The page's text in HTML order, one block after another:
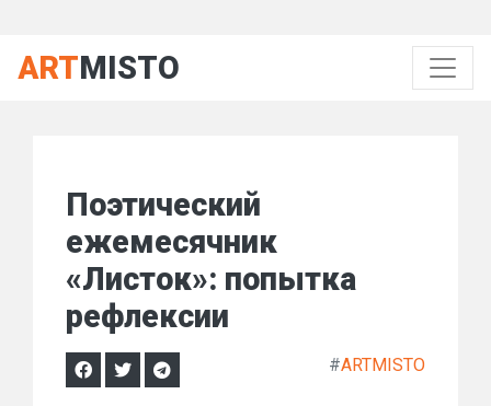
ARTMISTO
Поэтический
ежемесячник
«Листок»: попытка
рефлексии
#ARTMISTO